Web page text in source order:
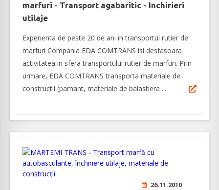
marfuri - Transport agabaritic - Inchirieri
utilaje
Experienta de peste 20 de ani in transportul rutier de
marfuri Compania EDA COMTRANS isi desfasoara
activitatea in sfera transportului rutier de marfuri. Prin
urmare, EDA COMTRANS transporta materiale de
constructii (pamant, materiale de balastiera ...
26.11.2010